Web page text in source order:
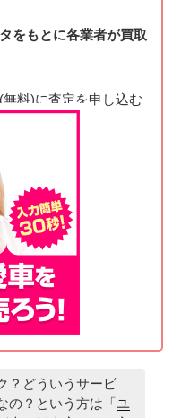
をもとに各業者が買取
料)に査定を申し込む
？どういうサービ
の？という方は「ユ